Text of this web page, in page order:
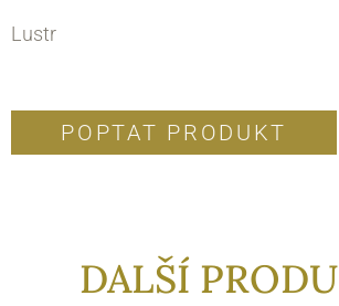
Lustr
POPTAT PRODUKT
DALŠÍ